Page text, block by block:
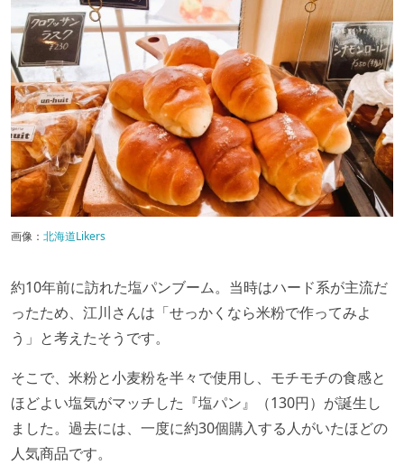
画像： 北海道Likers
約10年前に訪れた塩パンブーム。当時はハード系が主流だ
ったため、江川さんは「せっかくなら米粉で作ってみよ
う」と考えたそうです。
そこで、米粉と小麦粉を半々で使用し、モチモチの食感と
ほどよい塩気がマッチした『塩パン』（130円）が誕生し
ました。過去には、一度に約30個購入する人がいたほどの
人気商品です。